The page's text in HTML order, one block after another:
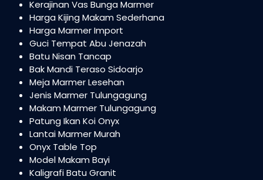
Kerajinan Vas Bunga Marmer
Harga Kijing Makam Sederhana
Harga Marmer Import
Guci Tempat Abu Jenazah
Batu Nisan Tancap
Bak Mandi Teraso Sidoarjo
Meja Marmer Lesehan
Jenis Marmer Tulungagung
Makam Marmer Tulungagung
Patung Ikan Koi Onyx
Lantai Marmer Murah
Onyx Table Top
Model Makam Bayi
Kaligrafi Batu Granit